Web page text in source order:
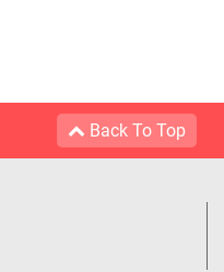
Back To Top